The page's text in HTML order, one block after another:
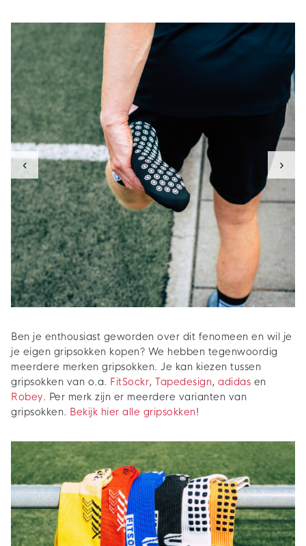
‹ ›
Ben je enthousiast geworden over dit fenomeen en wil je
je eigen gripsokken kopen? We hebben tegenwoordig
meerdere merken gripsokken. Je kan kiezen tussen
gripsokken van o.a. FitSockr, Tapedesign, adidas en
Robey. Per merk zijn er meerdere varianten van
gripsokken. Bekijk hier alle gripsokken!